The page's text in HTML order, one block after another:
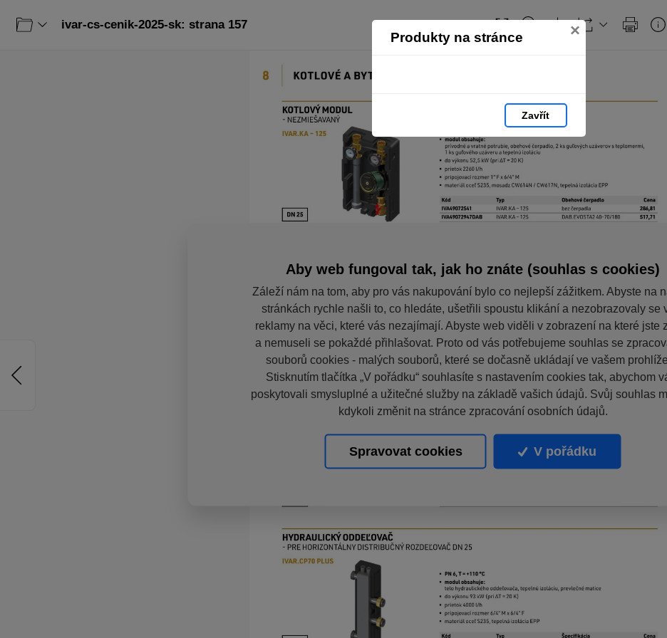
Produkty na stránce ×
Zavřít
ivar-cs-cenik-2025-sk: strana 157
Aby web fungoval tak, jak ho znáte (souhlas s cookies)
Záleží nám na tom, aby pro vás nakupování bylo co nejlepší zážitkem. Abyste na
stránkách rychle našli to, co hledáte, ušetřili spoustu klikání a nezobrazovaly se
reklamy na věci, které vás nezajímají. Abyste web viděli v zobrazení na které jste
a nemuseli se pokaždé přihlašovat. Proto od vás potřebujeme souhlas se
souborů cookies - malých souborů, které se dočasně ukládají ve vašem
Stisknutím tlačítka „V pořádku“ souhlasíte s nastavením cookies tak, abychom
poskytovali smysluplné a užitečné služby na základě vašich údajů. Svůj souhlas
kdykoli změnit na stránce zpracování osobních údajů.
Spravovat cookies V pořádku